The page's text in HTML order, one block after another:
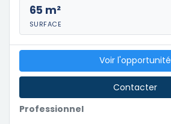
65 m²
SURFACE
Professionnel
Voir l'opportunité
Contacter